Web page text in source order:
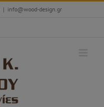
| info@wood-design.gr